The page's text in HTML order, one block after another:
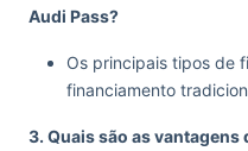
Audi Pass?
Os principais tipos de
financiamento
3. Quais são as vantagens